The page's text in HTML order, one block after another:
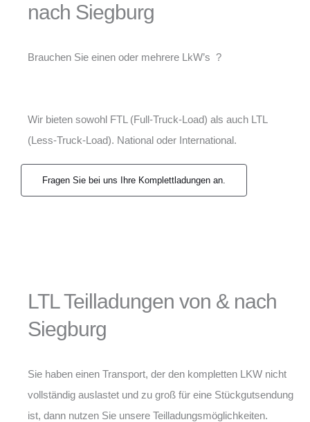
nach Siegburg
Brauchen Sie einen oder mehrere LkW’s ?
Wir bieten sowohl FTL (Full-Truck-Load) als auch LTL
(Less-Truck-Load). National oder International.
Fragen Sie bei uns Ihre Komplettladungen an.
LTL Teilladungen von & nach
Siegburg
Sie haben einen Transport, der den kompletten LKW nicht
vollständig auslastet und zu groß für eine Stückgutsendung
ist, dann nutzen Sie unsere Teilladungsmöglichkeiten.